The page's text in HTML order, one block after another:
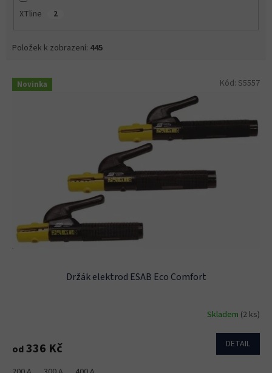
XTline 2
Položek k zobrazení: 445
Novinka
Držák elektrod ESAB Eco Comfort
Skladem (2 ks)
od336 Kč DETAIL
Kód: S5557